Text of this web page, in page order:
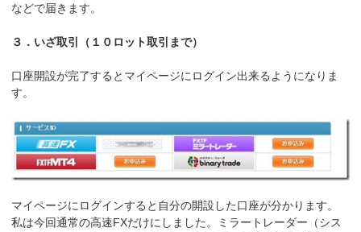
などで届きます。
３．いざ取引（１０ロット取引まで）
口座開設が完了するとマイページにログイン出来るようになりま
す。
マイページにログインすると自分の開設した口座が分かります。
私は今回通常の高速FXだけにしました。ミラートレーダー（シス